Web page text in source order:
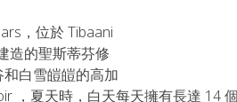
，位於 Tibaani
造的聖斯蒂芬修
白雪皚皚的高加
，夏天時，白天每天擁有長達 14